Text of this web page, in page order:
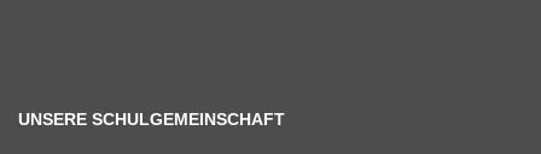
UNSERE SCHULGEMEINSCHAFT